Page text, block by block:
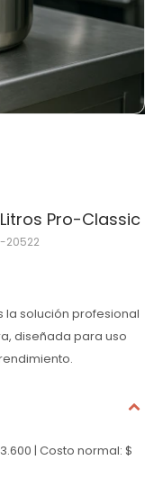
Pro-Classic
20522
la solución profesional
diseñada para uso
| Costo normal: $